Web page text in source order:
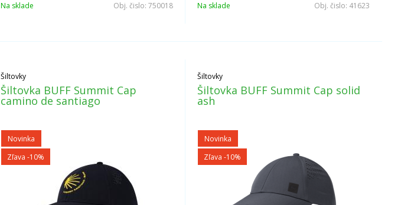
Na sklade Obj. čislo:750018 Na sklade Obj. čislo: 41623
Šiltovky
Šiltovka BUFF Summit Cap
camino de santiago
Novinka
Zľava -10%
Šiltovky
Šiltovka BUFF Summit Cap solid
ash
Novinka
Zľava -10%